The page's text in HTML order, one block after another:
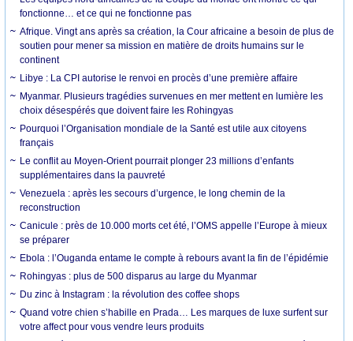
fonctionne… et ce qui ne fonctionne pas
Afrique. Vingt ans après sa création, la Cour africaine a besoin de plus de
soutien pour mener sa mission en matière de droits humains sur le
continent
Libye : La CPI autorise le renvoi en procès d’une première affaire
Myanmar. Plusieurs tragédies survenues en mer mettent en lumière les
choix désespérés que doivent faire les Rohingyas
Pourquoi l’Organisation mondiale de la Santé est utile aux citoyens
français
Le conflit au Moyen-Orient pourrait plonger 23 millions d’enfants
supplémentaires dans la pauvreté
Venezuela : après les secours d’urgence, le long chemin de la
reconstruction
Canicule : près de 10.000 morts cet été, l’OMS appelle l’Europe à mieux
se préparer
Ebola : l’Ouganda entame le compte à rebours avant la fin de l’épidémie
Rohingyas : plus de 500 disparus au large du Myanmar
Du zinc à Instagram : la révolution des coffee shops
Quand votre chien s’habille en Prada… Les marques de luxe surfent sur
votre affect pour vous vendre leurs produits